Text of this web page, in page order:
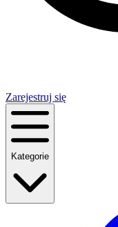
Zarejestruj się
Kategorie